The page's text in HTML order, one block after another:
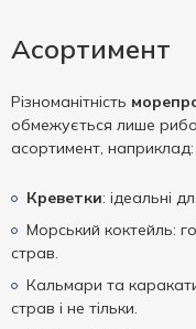
Асортимент
Різноманітність
обмежується лише
асортимент, наприклад:
Креветки: ідеальні
Морський коктейль:
страв.
Кальмари та
страв і не тільки.